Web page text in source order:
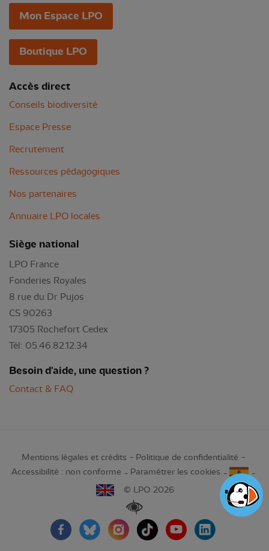
Mon Espace LPO
Boutique LPO
Accès direct
Conseils biodiversité
Espace Presse
Recrutement
Ressources pédagogiques
Nos partenaires
Annuaire LPO locales
Siège national
LPO France
Fonderies Royales
8 rue du Dr Pujos
CS 90263
17305 Rochefort Cedex
Tél: 05.46.82.12.34
Besoin d'aide, une question ?
Contact & FAQ
Mentions légales et crédits
Politique de confidentialité
Accessibilité : non conforme
Paramétrer les cookies
© LPO 2026
Renforcer les contrastes